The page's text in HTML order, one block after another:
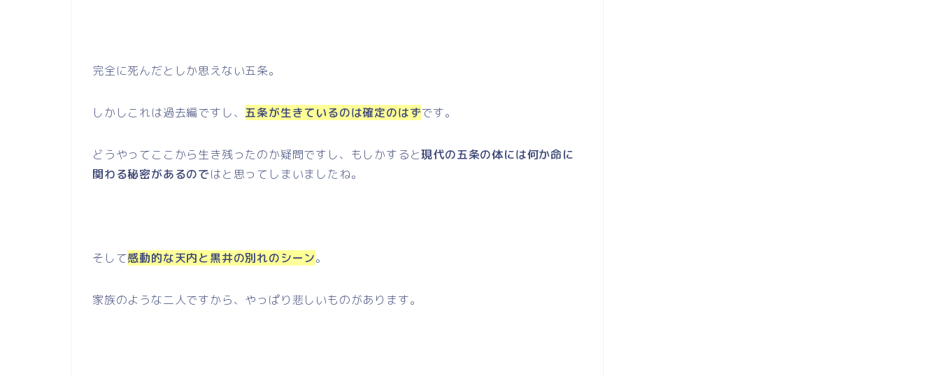
完全に死んだとしか思えない五条。
しかしこれは過去編ですし、 五条が生きているのは確定のはずです。
どうやってここから生き残ったのか疑問ですし、もしかすると現代の五条の体には何か命に
関わる秘密があるのではと思ってしまいましたね。
そして感動的な天内と黒井の別れのシーン。
家族のような二人ですから、やっぱり悲しいものがあります。